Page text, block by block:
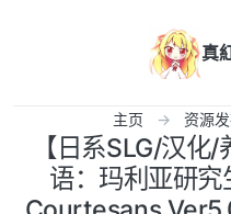
真
主页 资源
【日系SLG/汉
语：玛利亚研